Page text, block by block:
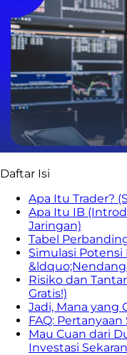
Daftar Isi
Apa Itu Trader?
Apa Itu IB
Jaringan)
Tabel
Simulasi Potensi
Risiko dan
Gratis!)
Jadi, Mana yang
FAQ:
Mau Cuan dari
Investasi